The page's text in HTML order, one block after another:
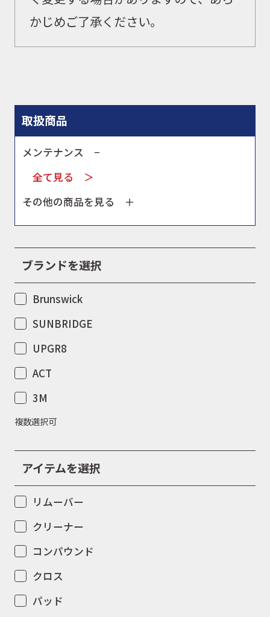
WEBショップ
イベント
キャンペーン
お問合せ
会社概要
取扱商品
メンテナンス −
全て見る ＞
その他の商品を見る ＋
ブランドを選択
Brunswick
SUNBRIDGE
UPGR8
ACT
3M
複数選択可
アイテムを選択
リムーバー
クリーナー
コンパウンド
クロス
パッド
かじめご了承ください。